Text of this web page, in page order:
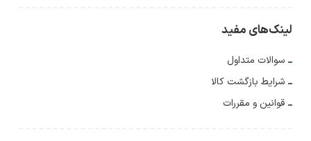
لینک‌های مفید
سوالات متداول
شرایط بازگشت کالا
قوانین و مقررات